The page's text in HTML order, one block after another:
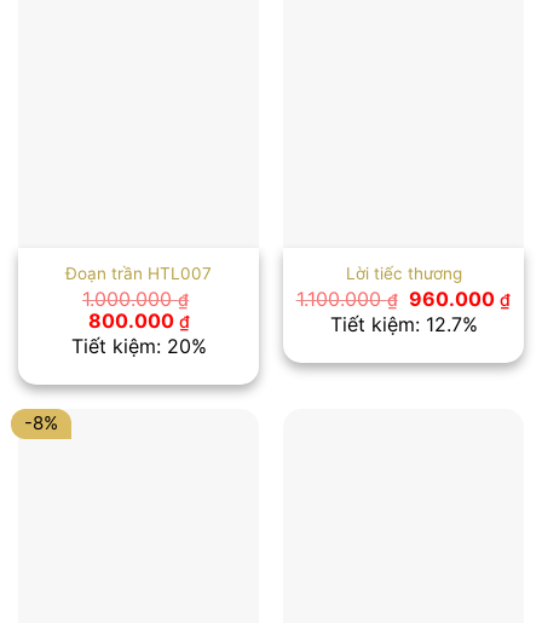
Đoạn trần HTL007
1.000.000₫
Giá
gốc
là:
800.000 ₫Giá
hiện
tại
800.000 ₫.
Tiết kiệm: 20%
Lời tiếc thương
1.100.000₫ Giá
gốc
là:
1.100.000 ₫.
960.000₫Giá
là:
Tiết kiệm: 12.7%
-8%